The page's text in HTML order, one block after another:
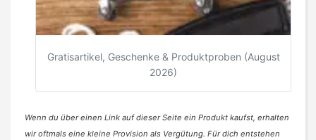
Gratisartikel, Geschenke & Produktproben (August
2026)
Wenn du über einen Link auf dieser Seite ein Produkt kaufst, erhalten
wir oftmals eine kleine Provision als Vergütung. Für dich entstehen